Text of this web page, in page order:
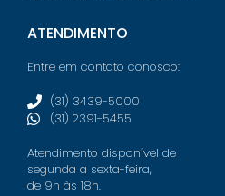
ATENDIMENTO
Entre em contato conosco:
(31) 3439-5000
(31) 2391-5455
Atendimento disponível de
segunda a sexta-feira,
de 9h às 18h.